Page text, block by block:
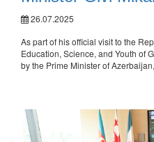
26.07.2025
As part of his official visit to the
Education, Science, and Youth of
by the Prime Minister of